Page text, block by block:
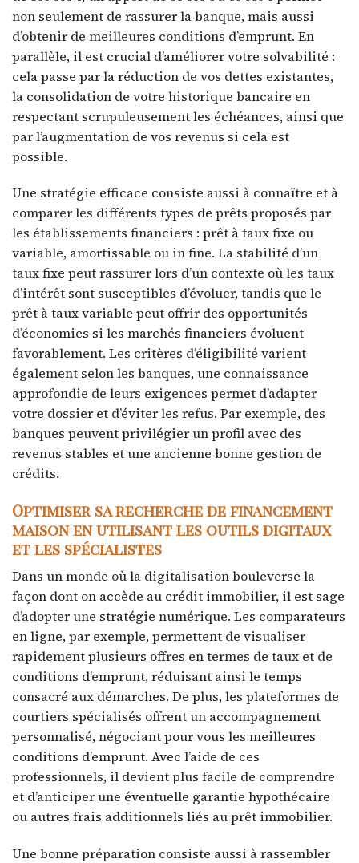
non seulement de rassurer la banque, mais aussi
d’obtenir de meilleures conditions d’emprunt. En
parallèle, il est crucial d’améliorer votre solvabilité :
cela passe par la réduction de vos dettes existantes,
la consolidation de votre historique bancaire en
respectant scrupuleusement les échéances, ainsi que
par l’augmentation de vos revenus si cela est
possible.
Une stratégie efficace consiste aussi à connaître et à
comparer les différents types de prêts proposés par
les établissements financiers : prêt à taux fixe ou
variable, amortissable ou in fine. La stabilité d’un
taux fixe peut rassurer lors d’un contexte où les taux
d’intérêt sont susceptibles d’évoluer, tandis que le
prêt à taux variable peut offrir des opportunités
d’économies si les marchés financiers évoluent
favorablement. Les critères d’éligibilité varient
également selon les banques, une connaissance
approfondie de leurs exigences permet d’adapter
votre dossier et d’éviter les refus. Par exemple, des
banques peuvent privilégier un profil avec des
revenus stables et une ancienne bonne gestion de
crédits.
Optimiser sa recherche de financement
maison en utilisant les outils digitaux
et les spécialistes
Dans un monde où la digitalisation bouleverse la
façon dont on accède au crédit immobilier, il est sage
d’adopter une stratégie numérique. Les comparateurs
en ligne, par exemple, permettent de visualiser
rapidement plusieurs offres en termes de taux et de
conditions d’emprunt, réduisant ainsi le temps
consacré aux démarches. De plus, les plateformes de
courtiers spécialisés offrent un accompagnement
personnalisé, négociant pour vous les meilleures
conditions d’emprunt. Avec l’aide de ces
professionnels, il devient plus facile de comprendre
et d’anticiper une éventuelle garantie hypothécaire
ou autres frais additionnels liés au prêt immobilier.
Une bonne préparation consiste aussi à rassembler